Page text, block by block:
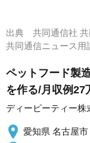
出典 共同通信社
共同通信ニュース
ペットフード製
を作る/月収例27
ディーピーティー株
愛知県 名古屋市